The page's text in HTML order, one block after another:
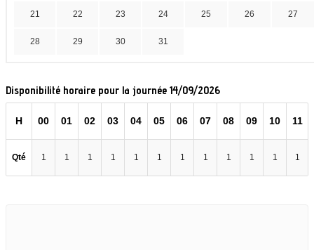
21 22 23 24 25 26 27
28 29 30 31
Disponibilité horaire pour la journée 14/09/2026
H 00 01 02 03 04 05 06 07 08 09 10 11
Qté 1 1 1 1 1 1 1 1 1 1 1 1